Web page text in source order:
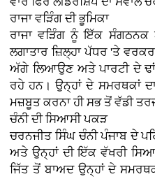
ਰਾਜਾ ਵੜਿੰਗ ਦੀ ਭੂਮਿਕਾ
ਰਾਜਾ ਵੜਿੰਗ ਨੂੰ ਇੱਕ
ਲਗਾਤਾਰ ਜ਼ਿਲ੍ਹਾ ਪੱਧਰ 'ਤੇ
ਅੱਗੇ ਲਿਆਉਣ ਅਤੇ ਪਾਰਟੀ ਦੇ
ਰਹੇ ਹਨ। ਉਨ੍ਹਾਂ ਦੇ ਸਮਰਥਕਾਂ
ਮਜ਼ਬੂਤ ਕਰਨਾ ਹੀ ਸਭ ਤੋਂ ਵੱਡੀ
ਚੰਨੀ ਦੀ ਸਿਆਸੀ ਪਕੜ
ਚਰਨਜੀਤ ਸਿੰਘ ਚੰਨੀ ਪੰਜਾਬ ਦੇ
ਅਤੇ ਉਨ੍ਹਾਂ ਦੀ ਇੱਕ ਵੱਖਰੀ
ਜਿੱਤ ਤੋਂ ਬਾਅਦ ਉਨ੍ਹਾਂ ਦੇ